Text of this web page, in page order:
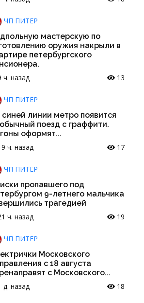
ЧП ПИТЕР
мастерскую по
оружия накрыли в
петербургского
ч. назад
13
ЧП ПИТЕР
синей линии метро появится
поезд с граффити.
оформят...
ч. назад
17
ЧП ПИТЕР
пропавшего под
9-летнего мальчика
трагедией
ч. назад
19
ЧП ПИТЕР
Московского
с 18 августа
с Московского...
д. назад
18